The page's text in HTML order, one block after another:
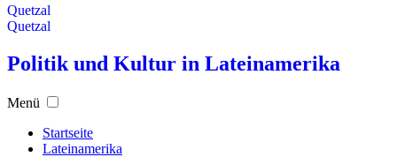
Quetzal
Quetzal
Politik und Kultur in Lateinamerika
Menü
Startseite
Lateinamerika